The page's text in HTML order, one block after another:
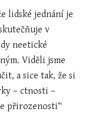
lidské jednání je
v
neetické
Viděli jsme
a sice tak, že si
– ctnosti –
přirozenosti“